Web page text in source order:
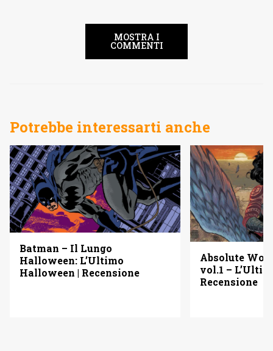
MOSTRA I
COMMENTI
Potrebbe interessarti anche
Batman – Il Lungo
Halloween: L’Ultimo
Halloween | Recensione
Absolute
vol.1 –
Recensione